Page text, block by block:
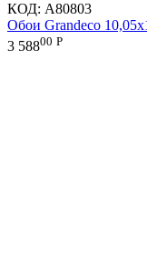
КОД: A80803
Обои Grandeco
3 58800 Р